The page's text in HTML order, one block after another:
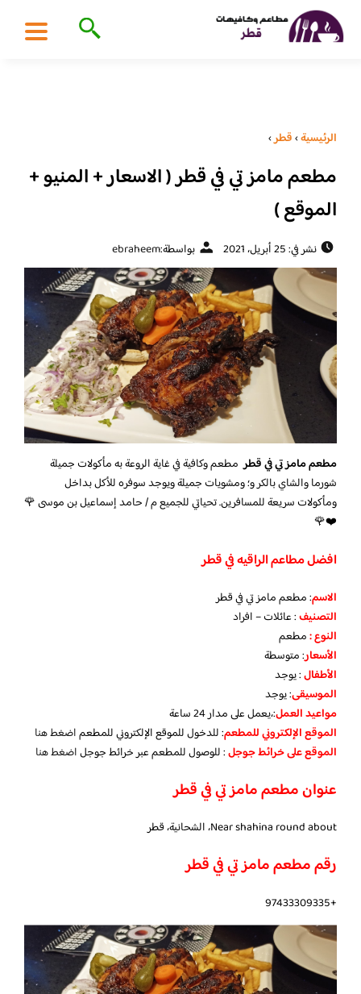
الرئيسية›قطر›
مطعم مامز تي في قطر ( الاسعار + المنيو +
الموقع )
نشر في: 25 أبريل، 2021 بواسطة:ebraheem
مطعم مامز تي في قطرمطعم وكافية في غاية الروعة به مأكولات جميلة
شورما والشاي بالكر و؛ ومشويات جميلة ويوجد سوفره للأكل بداخل
ومأكولات سريعة للمسافرين. تحياتي للجميع م / حامد إسماعيل بن موسى 🌹
❤️🌹
افضل مطاعم الراقيه في قطر
الاسم: مطعم مامز تي في قطر
التصنيف: عائلات – افراد
النوع :مطعم
الأسعار:متوسطة
الأطفال:يوجد
الموسيقى:يوجد
مواعيد العمل:،يعمل على مدار 24 ساعة
الموقع الإلكتروني للمطعم: للدخول للموقع الإلكتروني للمطعماضغط هنا
الموقع على خرائط جوجل: للوصول للمطعم عبر خرائط جوجلاضغط هنا
عنوان مطعم مامز تي في قطر
Near shahina round about، الشحانية، قطر
رقم مطعم مامز تي في قطر
+97433309335